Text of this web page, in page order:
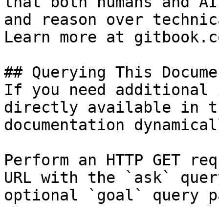
and reason over
Learn more at
## Querying This
If you need
directly available in
documentation
Perform an HTTP GET
URL with the `ask`
optional `goal` query